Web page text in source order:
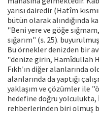
yarısı dairedir (Hatîm
bütün olarak alındığında
"Beni yere ve göğe
sığarım" (s. 25).
Bu örnekler denizden bir
"denize girin, Hamîdullah
Fıkh'ın diğer alanlarında
alanlarında da yaptığı
yaklaşım ve çözümler ile
hedefine doğru yolculukta,
rehberlerinden biri olmuş